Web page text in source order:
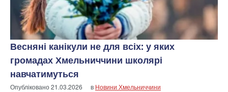
Весняні канікули не для всіх: у яких
громадах Хмельниччини школярі
навчатимуться
Опубліковано21.03.2026 в Новини Хмельниччини